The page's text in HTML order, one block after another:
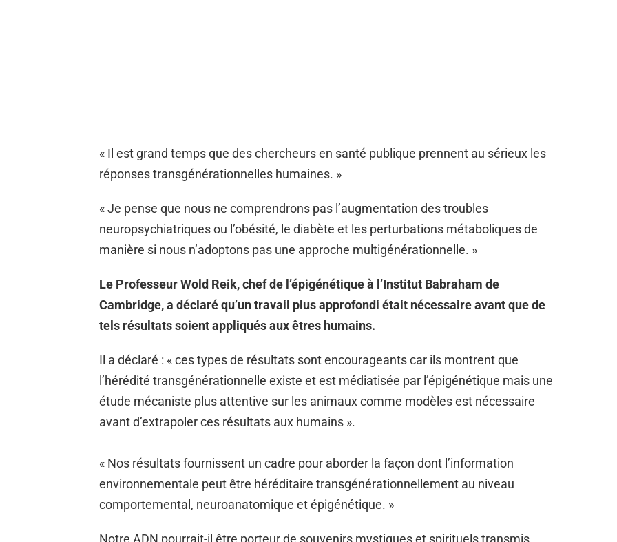
« Il est grand temps que des chercheurs en santé publique prennent au sérieux les
réponses transgénérationnelles humaines. »
« Je pense que nous ne comprendrons pas l’augmentation des troubles
neuropsychiatriques ou l’obésité, le diabète et les perturbations métaboliques de
manière si nous n’adoptons pas une approche multigénérationnelle. »
Le Professeur Wold Reik, chef de l’épigénétique à l’Institut Babraham de
Cambridge, a déclaré qu’un travail plus approfondi était nécessaire avant que de
tels résultats soient appliqués aux êtres humains.
Il a déclaré : « ces types de résultats sont encourageants car ils montrent que
l’hérédité transgénérationnelle existe et est médiatisée par l’épigénétique mais une
étude mécaniste plus attentive sur les animaux comme modèles est nécessaire
avant d’extrapoler ces résultats aux humains ».
« Nos résultats fournissent un cadre pour aborder la façon dont l’information
environnementale peut être héréditaire transgénérationnellement au niveau
comportemental, neuroanatomique et épigénétique. »
Notre ADN pourrait-il être porteur de souvenirs mystiques et spirituels transmis